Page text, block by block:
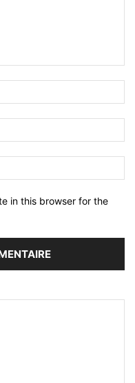
in this browser for the